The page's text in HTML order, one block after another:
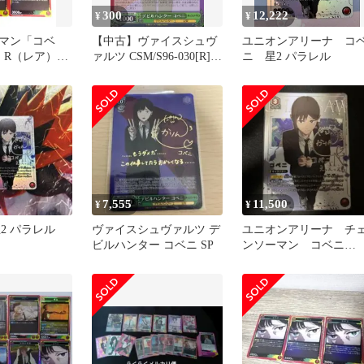
ン「コベ
R（レア）４
¥300
【中古】ヴァイスシュヴ
ァルツ CSM/S96-030[R]：
¥ 12,222
ユニオンアリーナ コ
ニ 星2 パラレル
パラレル
¥7,555
ヴァイスシュヴァルツ デ
ビルハンター コベニ SP
¥ 11,500
ユニオンアリーナ チ
ンソーマン コベニ